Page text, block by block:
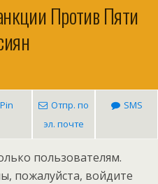
Против Пяти
Pin
Отпр. по
эл. почте
SMS
пользователям.
пожалуйста, войдите